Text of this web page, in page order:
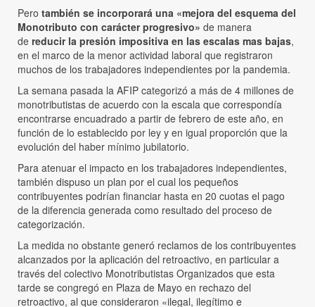
Pero también se incorporará una «mejora del esquema del
Monotributo con carácter progresivo» de manera
de reducir la presión impositiva en las escalas mas bajas,
en el marco de la menor actividad laboral que registraron
muchos de los trabajadores independientes por la pandemia.
La semana pasada la AFIP categorizó a más de 4 millones de
monotributistas de acuerdo con la escala que correspondía
encontrarse encuadrado a partir de febrero de este año, en
función de lo establecido por ley y en igual proporción que la
evolución del haber mínimo jubilatorio.
Para atenuar el impacto en los trabajadores independientes,
también dispuso un plan por el cual los pequeños
contribuyentes podrían financiar hasta en 20 cuotas el pago
de la diferencia generada como resultado del proceso de
categorización.
La medida no obstante generó reclamos de los contribuyentes
alcanzados por la aplicación del retroactivo, en particular a
través del colectivo Monotributistas Organizados que esta
tarde se congregó en Plaza de Mayo en rechazo del
retroactivo, al que consideraron «ilegal, ilegítimo e